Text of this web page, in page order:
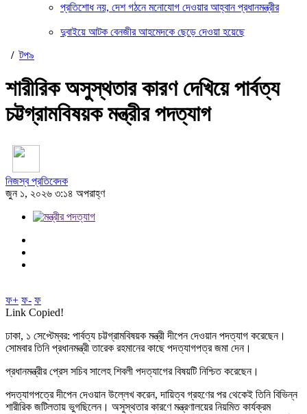
প্রতিশোধ নয়, দেশ গঠনে মনোযোগ দেওয়ার আহ্বান প্রধানমন্ত্রীর
দুবাইয়ে আটক বেনজীর আহমেদকে ছেড়ে দেওয়া হয়েছে
/টপ৯
শারীরিক অসুস্থতার কারণ দেখিয়ে পার্বত্য
চট্টগ্রামবিষয়ক মন্ত্রীর পদত্যাগ
নিজস্ব প্রতিবেদক
জুন ১, ২০২৬ ৩:১৪ অপরাহ্ণ
ফ+ ফ- ফ
Link Copied!
ঢাকা, ১ সেপ্টেম্বর: পার্বত্য চট্টগ্রামবিষয়ক মন্ত্রী দীপেন দেওয়ান পদত্যাগ করেছেন।
সোমবার তিনি প্রধানমন্ত্রী তারেক রহমানের কাছে পদত্যাগপত্র জমা দেন।
প্রধানমন্ত্রীর প্রেস সচিব সালেহ শিবলী পদত্যাগের বিষয়টি নিশ্চিত করেছেন।
পদত্যাগপত্রে দীপেন দেওয়ান উল্লেখ করেন, দায়িত্ব গ্রহণের পর থেকেই তিনি বিভিন্ন
শারীরিক জটিলতায় ভুগছিলেন। অসুস্থতার কারণে মন্ত্রণালয়ের নিয়মিত কার্যক্রম